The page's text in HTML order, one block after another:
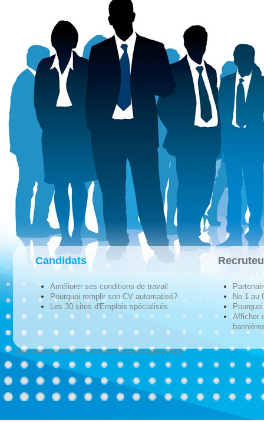
Candidats
Améliorer ses conditions de travail
Pourquoi remplir son CV automatisé?
Les 30 sites d'Emplois spécialisés
No 1 au
Afficher
Tous droits réservés © Techno-Communication 2026